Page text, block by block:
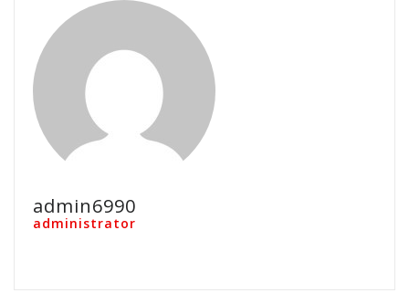
admin6990
administrator